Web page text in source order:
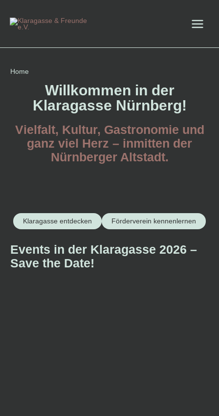
Inhalt
springen
Main
Menu
Home
Willkommen in der
Klaragasse Nürnberg!
Vielfalt, Kultur, Gastronomie und
ganz viel Herz – inmitten der
Nürnberger Altstadt.
Klaragasse entdecken Förderverein kennenlernen
Events in der Klaragasse 2026 –
Save the Date!